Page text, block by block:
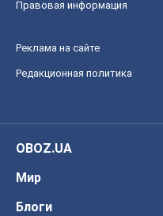
Правовая информация
Реклама на сайте
Редакционная политика
OBOZ.UA
Мир
Блоги